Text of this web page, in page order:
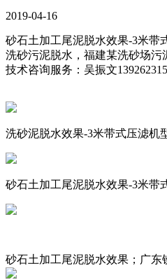
2019-04-16
砂石土加工尾泥脱水效果-3米带
洗砂污泥脱水，福建某洗砂场污
技术咨询服务：吴振文
洗砂泥脱水效果-3米带式压滤机
砂石土加工尾泥脱水效果-3米带
砂石土加工尾泥脱水效果；广东